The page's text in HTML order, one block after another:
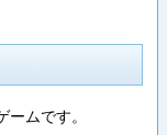
ムです。